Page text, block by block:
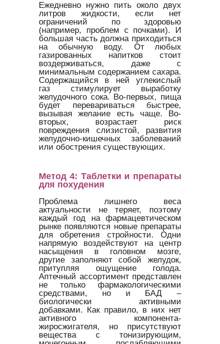
Ежедневно нужно пить около двух
литров жидкости, если нет
ограничений по здоровью
(например, проблем с почками). И
большая часть должна приходиться
на обычную воду. От любых
газированных напитков стоит
воздерживаться, даже с
минимальным содержанием сахара.
Содержащийся в ней углекислый
газ стимулирует выработку
желудочного сока. Во-первых, пища
будет перевариваться быстрее,
вызывая желание есть чаще. Во-
вторых, возрастает риск
повреждения слизистой, развития
желудочно-кишечных заболеваний
или обострения существующих.
Метод 4: Таблетки и препараты
для похудения
Проблема лишнего веса
актуальности не теряет, поэтому
каждый год на фармацевтическом
рынке появляются новые препараты
для обретения стройности. Одни
напрямую воздействуют на центр
насыщения в головном мозге,
другие заполняют собой желудок,
притупляя ощущение голода.
Аптечный ассортимент представлен
не только фармакологическими
средствами, но и БАД –
биологически активными
добавками. Как правило, в них нет
активного компонента-
жиросжигателя, но присутствуют
вещества с тонизирующим,